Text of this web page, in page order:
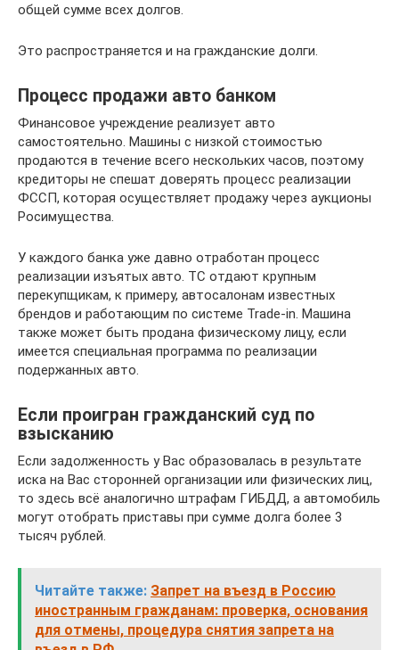
общей сумме всех долгов.
Это распространяется и на гражданские долги.
Процесс продажи авто банком
Финансовое учреждение реализует авто
самостоятельно. Машины с низкой стоимостью
продаются в течение всего нескольких часов, поэтому
кредиторы не спешат доверять процесс реализации
ФССП, которая осуществляет продажу через аукционы
Росимущества.
У каждого банка уже давно отработан процесс
реализации изъятых авто. ТС отдают крупным
перекупщикам, к примеру, автосалонам известных
брендов и работающим по системе Trade-in. Машина
также может быть продана физическому лицу, если
имеется специальная программа по реализации
подержанных авто.
Если проигран гражданский суд по
взысканию
Если задолженность у Вас образовалась в результате
иска на Вас сторонней организации или физических лиц,
то здесь всё аналогично штрафам ГИБДД, а автомобиль
могут отобрать приставы при сумме долга более 3
тысяч рублей.
Читайте также: Запрет на въезд в Россию
иностранным гражданам: проверка, основания
для отмены, процедура снятия запрета на